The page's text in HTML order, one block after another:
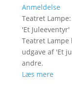
Anmeldelse
Teatret Lampe:
'Et Juleeventyr'
Teatret
udgave af 'Et
andre.
Læs mere